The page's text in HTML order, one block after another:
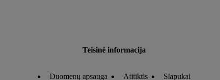
Teisinė informacija
Duomenų apsauga Atitiktis Slapukai